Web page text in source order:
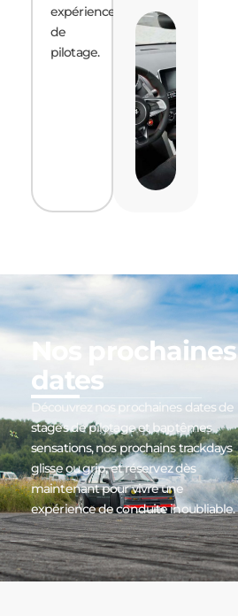
expérience
de
pilotage.
Nos prochaines
dates
Découvrez nos prochaines dates de
stages de pilotage et baptêmes
sensations, nos prochains trackdays
glisse ou grip, et réservez dès
maintenant pour vivre une
expérience de conduite inoubliable.